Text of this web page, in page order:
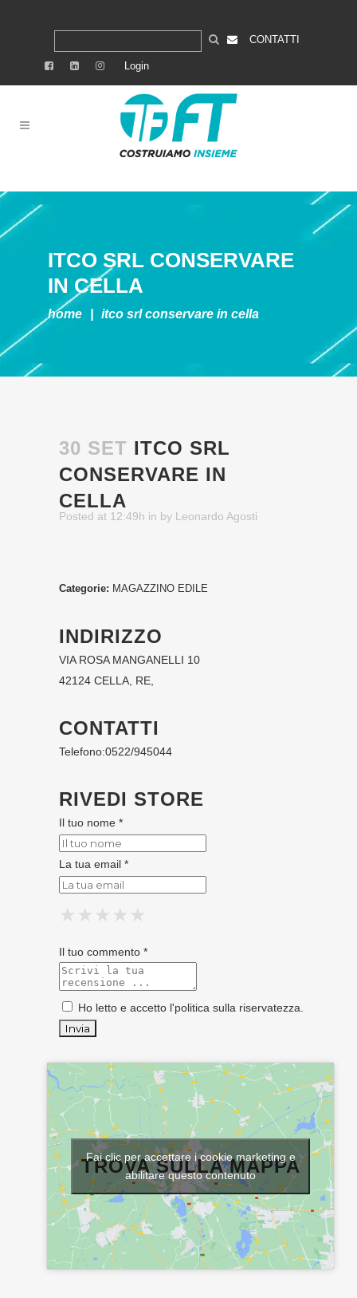
CONTATTI
Login
ITCO SRL CONSERVARE
IN CELLA
home itco srlconservare in cella
30 SET ITCO SRL
CONSERVARE IN
CELLA
Posted at 12:49h in by Leonardo Agosti
Categorie: MAGAZZINO EDILE
INDIRIZZO
VIA ROSA MANGANELLI 10
42124 CELLA, RE,
CONTATTI
Telefono:0522/945044
RIVEDI STORE
Il tuo nome *
La tua email *
★
★ ★
★ ★ ★
★ ★ ★ ★
★ ★ ★ ★ ★
Il tuo commento *
Ho letto e accetto l'politica sulla riservatezza
TROVA SULLA MAPPA
Fai clic per accettare i cookie marketing e
abilitare questo contenuto